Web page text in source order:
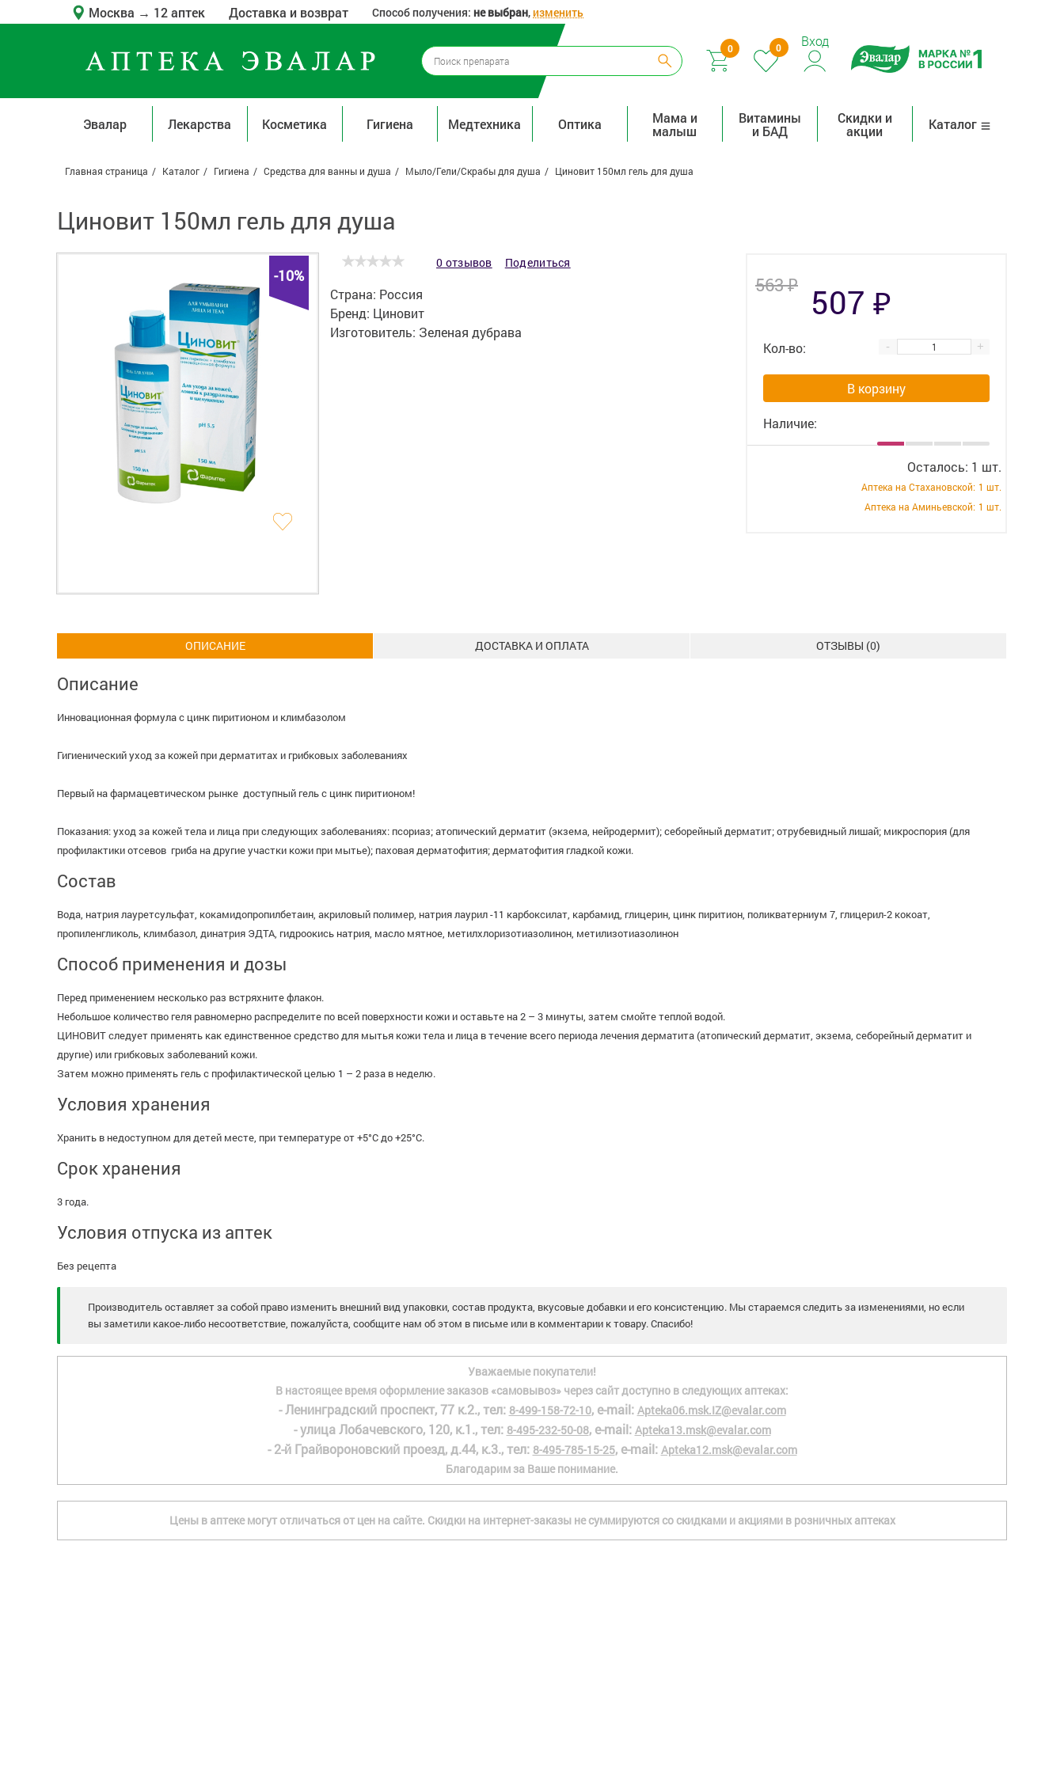
Москва → 12 аптек Доставка и возврат Способ получения: не выбран,изменить
0 0 Вход
Эвалар Лекарства Косметика Гигиена Медтехника Оптика
Мама и
малыш
Витамины
и БАД
Скидки и
акции
Каталог
Главная страница Каталог Гигиена Средства для ванны и душа Мыло/Гели/Скрабы для душа Циновит 150мл гель для душа
Циновит 150мл гель для душа
-10%
0 отзывов Поделиться
Страна: Россия
Бренд: Циновит
Изготовитель: Зеленая дубрава
563₽ 507 ₽
Кол-во: - +
В корзину
Наличие:
Осталось: 1 шт.
Аптека на Стахановской: 1 шт.
Аптека на Аминьевской: 1 шт.
ОПИСАНИЕ ДОСТАВКА И ОПЛАТА ОТЗЫВЫ (0)
Описание
Инновационная формула с цинк пиритионом и климбазолом
Гигиенический уход за кожей при дерматитах и грибковых заболеваниях
Первый на фармацевтическом рынке доступный гель с цинк пиритионом!
Показания: уход за кожей тела и лица при следующих заболеваниях: псориаз; атопический дерматит (экзема, нейродермит); себорейный дерматит; отрубевидный лишай; микроспория (для
профилактики отсевов гриба на другие участки кожи при мытье); паховая дерматофития; дерматофития гладкой кожи.
Состав
Вода, натрия лауретсульфат, кокамидопропилбетаин, акриловый полимер, натрия лаурил -11 карбоксилат, карбамид, глицерин, цинк пиритион, поликватерниум 7, глицерил-2 кокоат,
пропиленгликоль, климбазол, динатрия ЭДТА, гидроокись натрия, масло мятное, метилхлоризотиазолинон, метилизотиазолинон
Способ применения и дозы
Перед применением несколько раз встряхните флакон.
Небольшое количество геля равномерно распределите по всей поверхности кожи и оставьте на 2 – 3 минуты, затем смойте теплой водой.
ЦИНОВИТ следует применять как единственное средство для мытья кожи тела и лица в течение всего периода лечения дерматита (атопический дерматит, экзема, себорейный дерматит и
другие) или грибковых заболеваний кожи.
Затем можно применять гель с профилактической целью 1 – 2 раза в неделю.
Условия хранения
Хранить в недоступном для детей месте, при температуре от +5°С до +25°С.
Срок хранения
3 года.
Условия отпуска из аптек
Без рецепта
Производитель оставляет за собой право изменить внешний вид упаковки, состав продукта, вкусовые добавки и его консистенцию. Мы стараемся следить за изменениями, но если
вы заметили какое-либо несоответствие, пожалуйста, сообщите нам об этом в письме или в комментарии к товару. Спасибо!
Уважаемые покупатели!
В настоящее время оформление заказов «самовывоз» через сайт доступно в следующих аптеках:
- Ленинградский проспект, 77 к.2., тел: 8-499-158-72-10, e-mail: Apteka06.msk.IZ@evalar.com
- улица Лобачевского, 120, к.1., тел: 8-495-232-50-08, e-mail: Apteka13.msk@evalar.com
- 2-й Грайвороновский проезд, д.44, к.3., тел: 8-495-785-15-25, e-mail: Apteka12.msk@evalar.com
Благодарим за Ваше понимание.
Цены в аптеке могут отличаться от цен на сайте. Скидки на интернет-заказы не суммируются со скидками и акциями в розничных аптеках